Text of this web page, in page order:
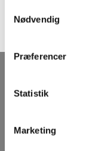
Nødvendig
Præferencer
Statistik
Marketing